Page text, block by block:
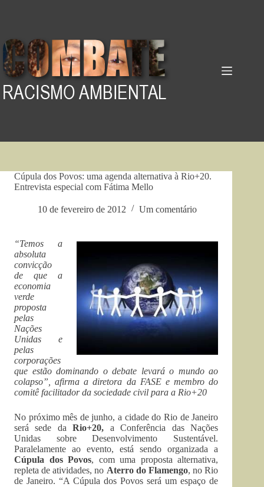
Cúpula dos Povos: uma agenda alternativa à Rio+20.
Entrevista especial com Fátima Mello
10 de fevereiro de 2012 Um comentário
“Temos a
absoluta
convicção
de que a
economia
verde
proposta
pelas
Nações
Unidas e
pelas
corporações
que estão dominando o debate levará o mundo ao
colapso”, afirma a diretora da FASE e membro do
comitê facilitador da sociedade civil para a Rio+20
No próximo mês de junho, a cidade do Rio de Janeiro
será sede daRio+20, a Conferência das Nações
Unidas sobre Desenvolvimento Sustentável.
Paralelamente ao evento, está sendo organizada a
Cúpula dos Povos, com uma proposta alternativa,
repleta de atividades, no Aterro do Flamengo, no Rio
de Janeiro. “A Cúpula dos Povos será um espaço de